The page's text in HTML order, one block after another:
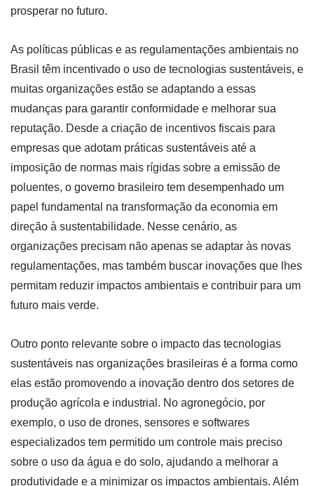
prosperar no futuro.
As políticas públicas e as regulamentações ambientais no
Brasil têm incentivado o uso de tecnologias sustentáveis, e
muitas organizações estão se adaptando a essas
mudanças para garantir conformidade e melhorar sua
reputação. Desde a criação de incentivos fiscais para
empresas que adotam práticas sustentáveis até a
imposição de normas mais rígidas sobre a emissão de
poluentes, o governo brasileiro tem desempenhado um
papel fundamental na transformação da economia em
direção à sustentabilidade. Nesse cenário, as
organizações precisam não apenas se adaptar às novas
regulamentações, mas também buscar inovações que lhes
permitam reduzir impactos ambientais e contribuir para um
futuro mais verde.
Outro ponto relevante sobre o impacto das tecnologias
sustentáveis nas organizações brasileiras é a forma como
elas estão promovendo a inovação dentro dos setores de
produção agrícola e industrial. No agronegócio, por
exemplo, o uso de drones, sensores e softwares
especializados tem permitido um controle mais preciso
sobre o uso da água e do solo, ajudando a melhorar a
produtividade e a minimizar os impactos ambientais. Além